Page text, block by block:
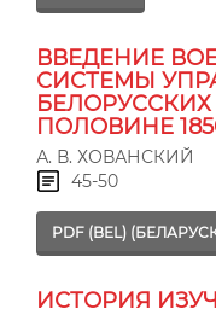
ВВЕДЕНИЕ
СИСТЕМЫ
ПОЛОВИНЕ
А. В. ХОВАНСКИЙ
45-50
PDF (BEL)
ИСТОРИЯ